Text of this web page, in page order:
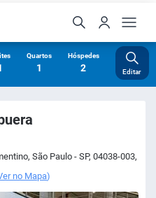
Quartos
1
Hóspedes
2 Editar
São Paulo - SP, 04038-003,
no Mapa)